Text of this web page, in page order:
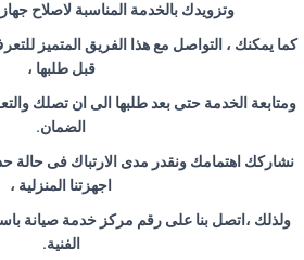
وتزويدك بالخدمة المناسبة لاصلاح
كما يمكنك ، التواصل مع هذا الفريق المتميز
قبل طلبها ،
ومتابعة الخدمة حتى بعد طلبها الى ان تصلك
الضمان.
نشاركك اهتمامك ونقدر مدى الارتباك فى
اجهزتنا المنزلية ،
الفنية.